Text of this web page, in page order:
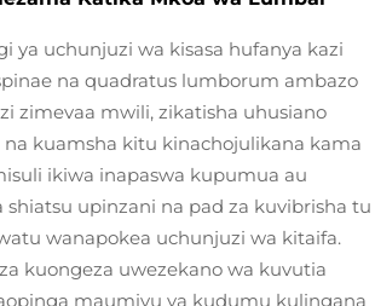
ya uchunjuzi wa kisasa hufanya kazi
na quadratus lumborum ambazo
zimevaa mwili, zikatisha uhusiano
kuamsha kitu kinachojulikana kama
ikiwa inapaswa kupumua au
upinzani na pad za kuvibrisha tu
wanapokea uchunjuzi wa kitaifa.
kuongeza uwezekano wa kuvutia
maumivu ya kudumu kulingana